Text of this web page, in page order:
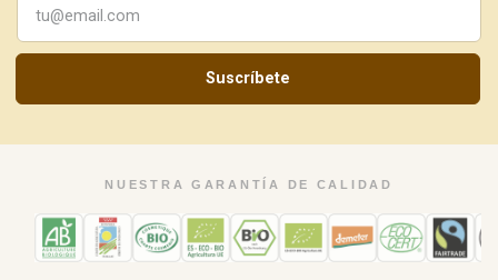
Suscríbete
NUESTRA GARANTÍA DE CALIDAD